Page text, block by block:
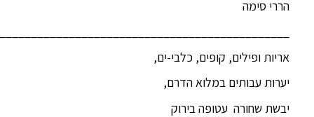
הררי סימה
אריות ופילים, קופים, כלבי-ים,
יערות עבותים במלוא הדרם,
יבשת שחורה עטופה בירוק